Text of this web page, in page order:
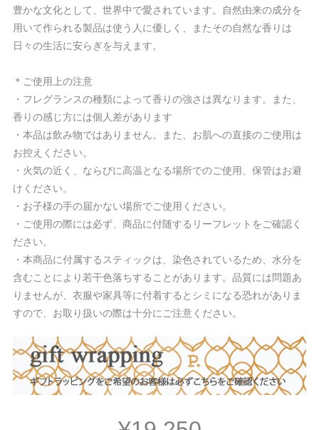
豊かな文化として、世界中で愛されています。自然由来の成分を
用いて作られる製品は使う人に優しく、またその自然な香りは
日々の生活に安らぎを与えます。
＊ご使用上の注意
・フレグランスの種類によって香りの強さは異なります。また、
香りの感じ方には個人差があります
・本品は飲み物ではありません。また、お肌への直接のご使用は
お控えください。
・火気の近く、ならびに高温となる場所でのご使用、保管はお避
けください。
・お子様の手の届かない場所でご使用ください。
・ご使用の際には必ず、商品に付随するリーフレットをご確認く
ださい。
・本商品に付属するスティックは、染色されているため、水分を
含むことにより若干色落ちすることがあります。品質には問題あ
りませんが、衣服や家具等に付着するとシミになる恐れがありま
すので、お取り扱いの際は十分にご注意ください。